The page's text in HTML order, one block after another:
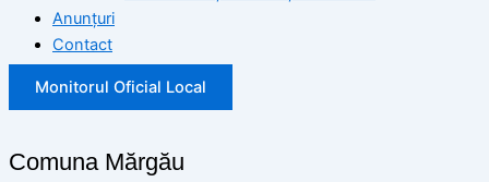
Anunțuri
Contact
Monitorul Oficial Local
Comuna Mărgău